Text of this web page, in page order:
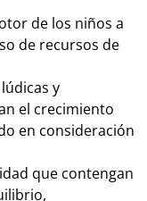
de los niños a
de recursos de
y
el crecimiento
en consideración
que contengan